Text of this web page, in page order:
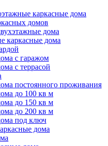
каркасные дома
домов
дома
каркасные дома
с гаражом
с террасой
постоянного проживания
до 100 кв м
до 150 кв м
до 200 кв м
под ключ
дома